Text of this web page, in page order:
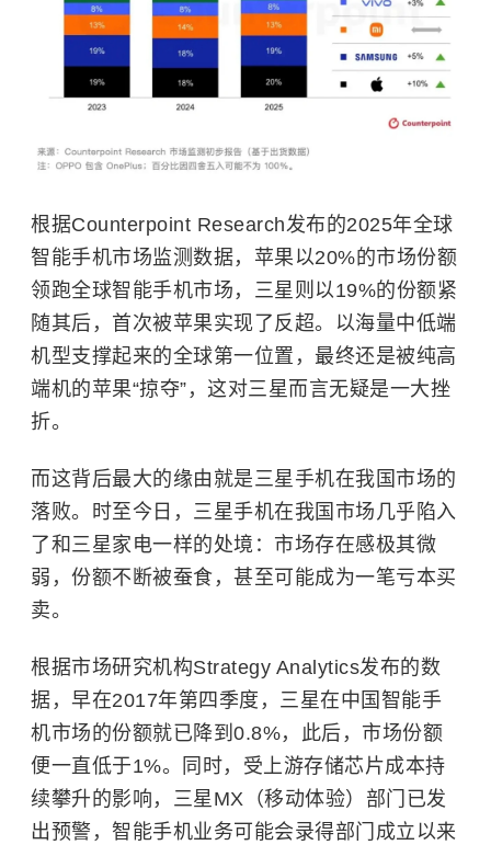
根据Counterpoint Research发布的2025年全球
智能手机市场监测数据，苹果以20%的市场份额
领跑全球智能手机市场，三星则以19%的份额紧
随其后，首次被苹果实现了反超。以海量中低端
机型支撑起来的全球第一位置，最终还是被纯高
端机的苹果“掠夺”，这对三星而言无疑是一大挫
折。
而这背后最大的缘由就是三星手机在我国市场的
落败。时至今日，三星手机在我国市场几乎陷入
了和三星家电一样的处境：市场存在感极其微
弱，份额不断被蚕食，甚至可能成为一笔亏本买
卖。
根据市场研究机构Strategy Analytics发布的数
据，早在2017年第四季度，三星在中国智能手
机市场的份额就已降到0.8%，此后，市场份额
便一直低于1%。同时，受上游存储芯片成本持
续攀升的影响，三星MX（移动体验）部门已发
出预警，智能手机业务可能会录得部门成立以来